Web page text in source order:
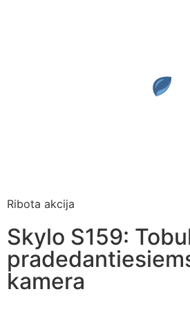
Ribota akcija
Skylo S159:
kamera